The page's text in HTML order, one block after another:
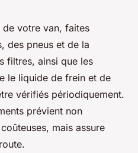
de votre van, faites
des pneus et de la
filtres, ainsi que les
le liquide de frein et de
vérifiés périodiquement.
prévient non
mais assure